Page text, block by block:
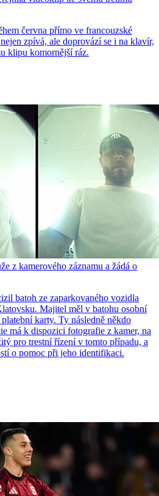
června přímo ve francouzské
zpívá, ale doprovází se i na klavír,
klipu komornější ráz.
z kamerového záznamu a žádá o
batoh ze zaparkovaného vozidla
Majitel měl v batohu osobní
karty. Ty následně někdo
má k dispozici fotografie z kamer, na
pro trestní řízení v tomto případu, a
o pomoc při jeho identifikaci.